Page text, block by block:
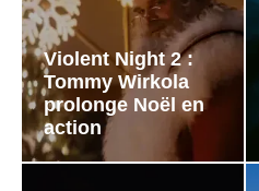
Violent Night 2 :
Tommy Wirkola
prolonge Noël en
action